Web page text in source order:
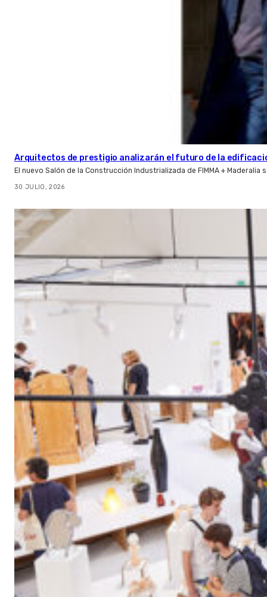
Arquitectos de prestigio analizarán el futuro de la
El nuevo Salón de la Construcción Industrializada de FIMMA +
30 JULIO, 2026